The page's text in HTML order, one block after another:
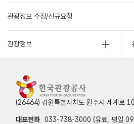
관광정보 수정/신규요청
관광정보
(26464) 강원특별자치도 원주시 세계로 10
대표전화 033-738-3000 (유료, 평일 09